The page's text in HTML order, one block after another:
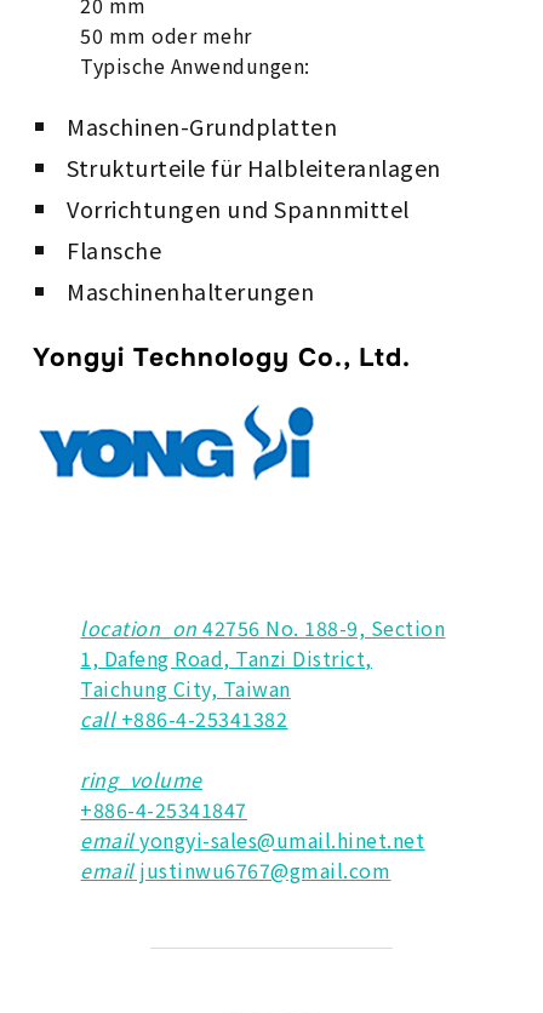
50 mm oder mehr
Typische Anwendungen:
Maschinen-Grundplatten
Strukturteile für Halbleiteranlagen
Vorrichtungen und Spannmittel
Flansche
Maschinenhalterungen
Yongyi Technology Co., Ltd.
location_on 42756 No. 188-9, Section
1, Dafeng Road, Tanzi District,
Taichung City, Taiwan
call+886-4-25341382
ring_volume
+886-4-25341847
emailyongyi-sales@umail.hinet.net
emailjustinwu6767@gmail.com